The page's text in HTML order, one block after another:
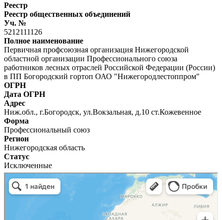
Реестр
Реестр общественных объединений
Уч. №
5212111126
Полное наименование
Первичная профсоюзная организация Нижегородской
областной организации Профессионального союза
работников лесных отраслей Российской Федерации (России)
в ПП Богородский гортоп ОАО "Нижегородлестоппром"
ОГРН
Дата ОГРН
Адрес
Ниж.обл., г.Богородск, ул.Вокзальная, д.10 ст.Кожевенное
Форма
Профессиональный союз
Регион
Нижегородская область
Статус
Исключенные